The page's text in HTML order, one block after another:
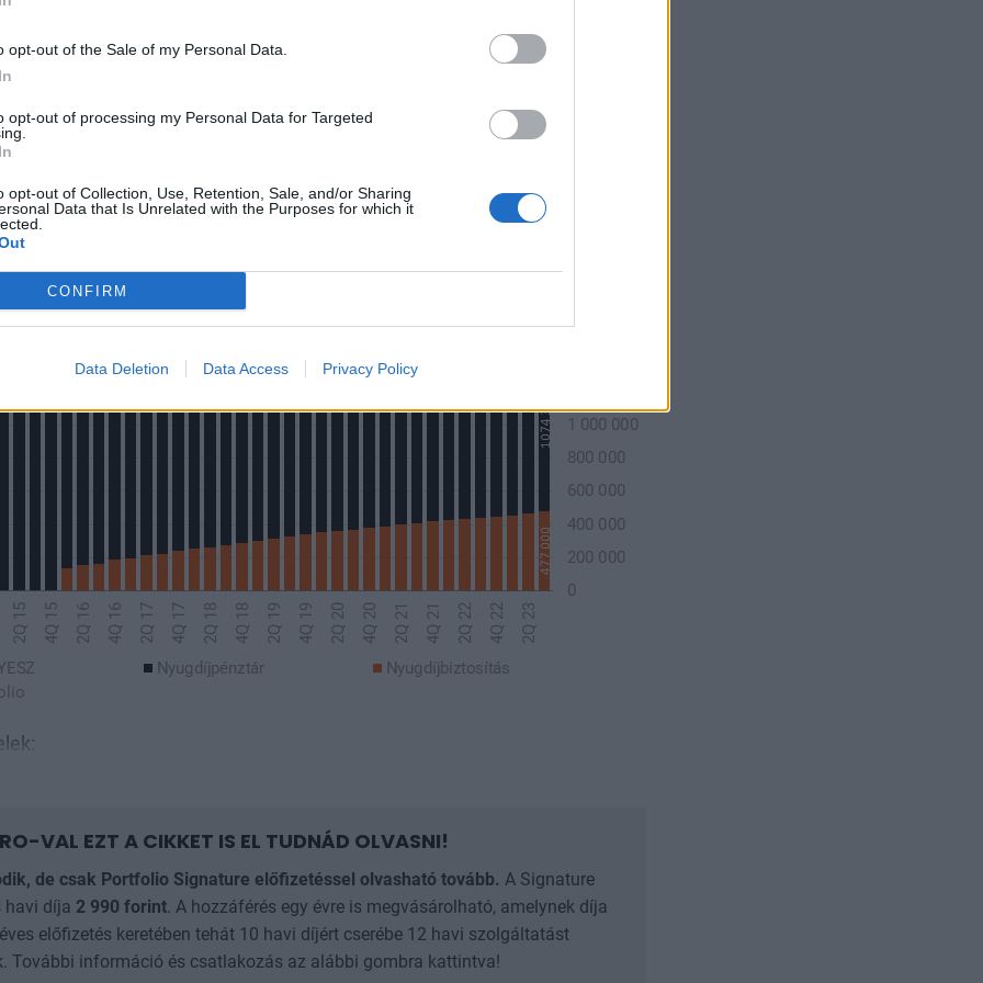
opt-out of the Sale of my Personal Data.
opt-out of processing my Personal Data for Targeted
opt-out of Collection, Use, Retention, Sale, and/or Sharing
Data that Is Unrelated with the Purposes for which it
CONFIRM
Data Deletion Data Access Privacy Policy
hátrány és ellenérv lehet persze az, hogy a kincstárnál
a NYESZ-re.
egy adókedvezményre jogosító nyugdíj-előtakarékossági számlája
egyetlen szolgáltatónál, de lehetőség van a számlák
Ha a díjmentes szolgáltatás igénybevétele érdekében a
jellemzően néhány ezer forintos díjjal tudja megtenni.
VAL EZT A CIKKET IS EL TUDNÁD OLVASNI!
de csak Portfolio Signature előfizetéssel olvasható tovább. A Signature
havi díja 2 990 forint . A hozzáférés egy évre is megvásárolható, amelynek díja
előfizetés keretében tehát 10 havi díjért cserébe 12 havi szolgáltatást
További információ és csatlakozás az alábbi gombra kattintva!